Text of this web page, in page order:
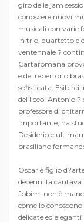
giro delle jam
conoscere nuovi
musicali con varie
in trio, quartetto e
ventennale ?
Cartaromana
e del repertorio
sofisticata. Esibirci
del liceo! Antonio ?
professore di
importante, ha
Desiderio e
brasiliano
Oscar è figlio
decenni fa cantava
Jobim, non è
come lo
delicate ed